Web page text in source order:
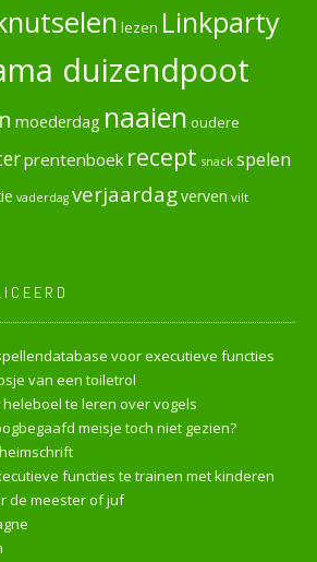
lezen Linkparty
duizendpoot
moederdag naaien oudere
prentenboek recept snack spelen
vaderdag verjaardagverven vilt
spellendatabase voor executieve functies
van een toiletrol
te leren over vogels
meisje toch niet gezien?
functies te trainen met kinderen
de meester of juf